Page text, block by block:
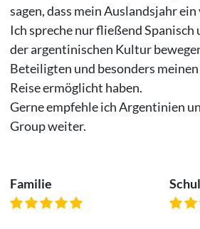
sagen, dass mein Auslandsjahr
Ich spreche nur fließend Spanisch
der argentinischen Kultur
Beteiligten und besonders
Reise ermöglicht haben.
Gerne empfehle ich Argentinien
Group weiter.
Familie